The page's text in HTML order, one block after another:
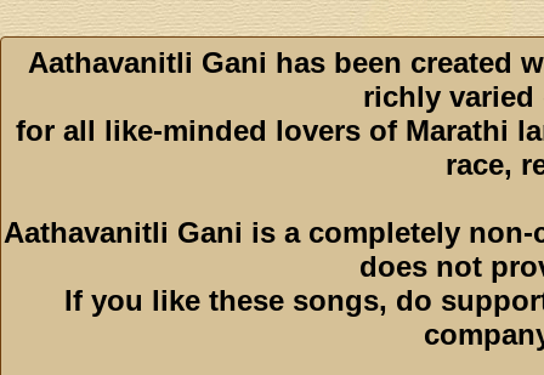
Aathavanitli Gani has been created
richly varied
for all like-minded lovers of Marathi
race,
Aathavanitli Gani is a completely
does not
If you like these songs, do